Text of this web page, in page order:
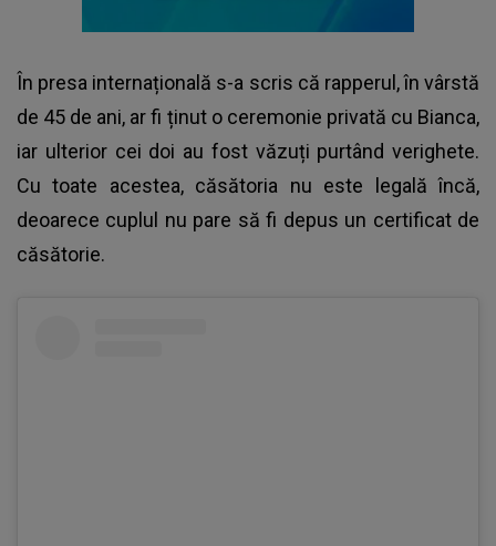
În presa internațională s-a scris că rapperul, în vârstă
de 45 de ani, ar fi ținut o ceremonie privată cu Bianca,
iar ulterior cei doi au fost văzuți purtând verighete.
Cu toate acestea, căsătoria nu este legală încă,
deoarece cuplul nu pare să fi depus un certificat de
căsătorie.